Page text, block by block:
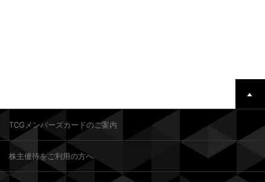
TCGメンバーズカードのご案内
株主優待をご利用の方へ